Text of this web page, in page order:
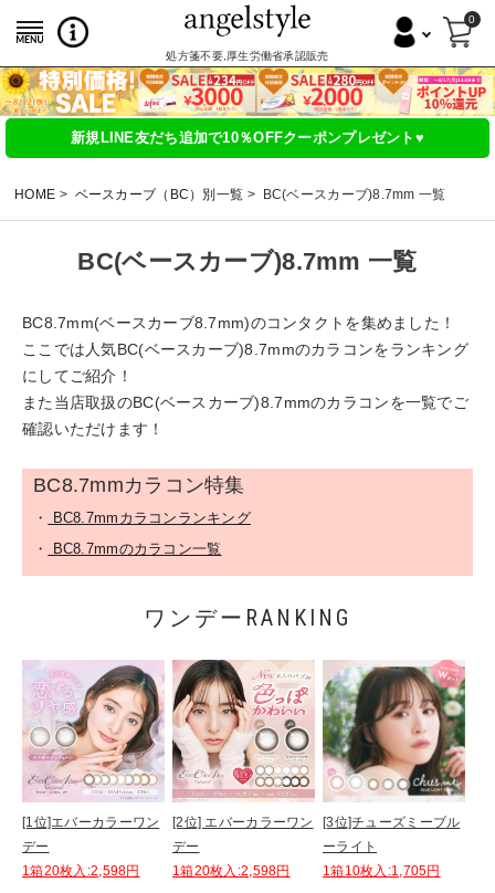
処方箋不要,厚生労働省承認販売
0
新規LINE友だち追加で10％OFFクーポンプレゼント♥
HOME ベースカーブ（BC）別一覧 BC(ベースカーブ)8.7mm 一覧
BC(ベースカーブ)8.7mm 一覧
BC8.7mm(ベースカーブ8.7mm)のコンタクトを集めました！
ここでは人気BC(ベースカーブ)8.7mmのカラコンをランキング
にしてご紹介！
また当店取扱のBC(ベースカーブ)8.7mmのカラコンを一覧でご
確認いただけます！
BC8.7mmカラコン特集
・
BC8.7mmカラコンランキング
・
BC8.7mmのカラコン一覧
ワンデーRANKING
[1位]エバーカラーワン
デー
1箱20枚入:2,598円
[2位] エバーカラーワン
デー
1箱20枚入:2,598円
[3位]チューズミーブル
ーライト
1箱10枚入:1,705円